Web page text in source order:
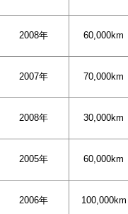
2008年 60,000km
2007年 70,000km
2008年 30,000km
2005年 60,000km
2006年 100,000km